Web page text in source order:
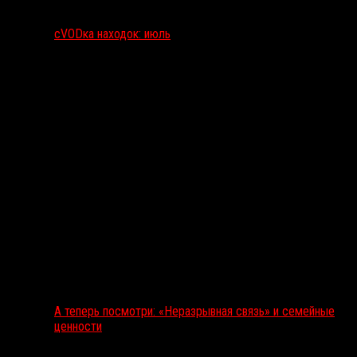
сVODка находок: июль
А теперь посмотри: «Неразрывная связь» и семейные
ценности